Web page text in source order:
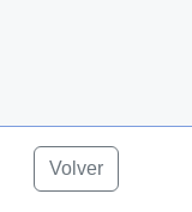
Volver